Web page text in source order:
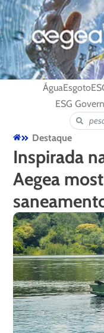
ÁguaEsgoto
ESG
Destaque
Inspirada
Aegea